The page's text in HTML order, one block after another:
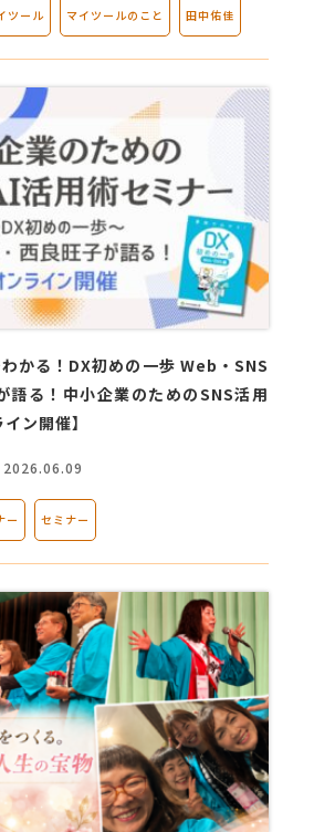
ツール マイツールのこと 田中佑佳
かる！DX初めの一歩 Web・SNS
る！中小企業のためのSNS活用
ン開催】
2026.06.09
ー セミナー